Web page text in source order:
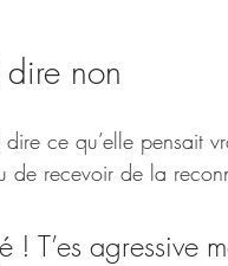
non
ce qu’elle pensait
recevoir de la
! T’es agressive